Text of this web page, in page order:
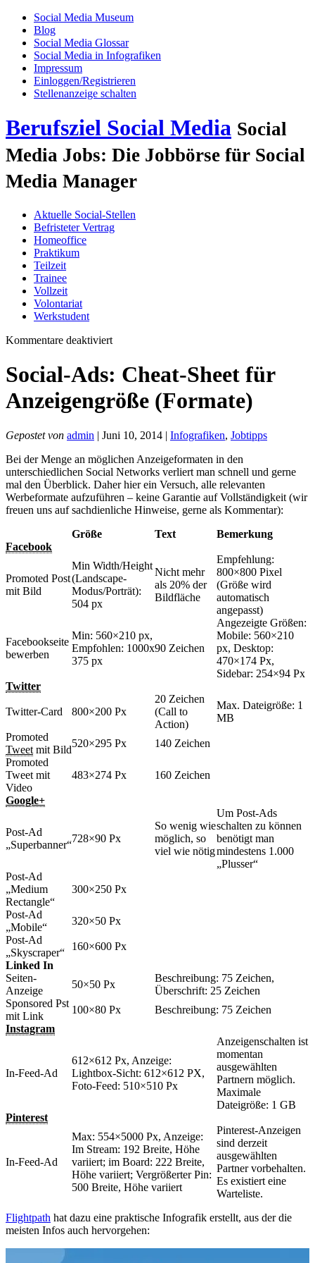
Social Media Museum
Blog
Social Media Glossar
Social Media in Infografiken
Impressum
Einloggen/Registrieren
Stellenanzeige schalten
Berufsziel Social Media Social
Media Jobs: Die Jobbörse für Social
Media Manager
Aktuelle Social-Stellen
Befristeter Vertrag
Homeoffice
Praktikum
Teilzeit
Trainee
Vollzeit
Volontariat
Werkstudent
Kommentare deaktiviertfür
Ads:
Cheat-
Sheet
für
Anzeigengröße
Social-Ads: Cheat-Sheet für
Anzeigengröße (Formate)
Gepostet von admin | Juni 10, 2014 | Infografiken, Jobtipps
Bei der Menge an möglichen Anzeigeformaten in den
unterschiedlichen Social Networks verliert man schnell und gerne
mal den Überblick. Daher hier ein Versuch, alle relevanten
Werbeformate aufzuführen – keine Garantie auf Vollständigkeit (wir
freuen uns auf sachdienliche Hinweise, gerne als Kommentar):
Größe
Text
Bemerkung
Facebook
Promoted Post
mit Bild
Min Width/Height
(Landscape-
Modus/Porträt):
504 px
Nicht mehr
als 20% der
Bildfläche
Empfehlung:
800×800 Pixel
(Größe wird
automatisch
angepasst)
Facebookseite
bewerben
Min: 560×210 px,
Empfohlen: 1000x
375 px
90 Zeichen
Angezeigte Größen:
Mobile: 560×210
px, Desktop:
470×174 Px,
Sidebar: 254×94 Px
Twitter
Twitter-Card 800×200 Px
20 Zeichen
(Call to
Action)
Max. Dateigröße: 1
MB
Promoted
Tweet mit Bild
520×295 Px
140 Zeichen
Promoted
Tweet mit
Video
483×274 Px 160 Zeichen
Google+
Post-Ad
„Superbanner“
728×90 Px
So wenig wie
möglich, so
viel wie nötig
Um Post-Ads
schalten zu können
benötigt man
mindestens 1.000
„Plusser“
Post-Ad
„Medium
Rectangle“
300×250 Px
Post-Ad
„Mobile“
320×50 Px
Post-Ad
„Skyscraper“
160×600 Px
Linked In
Seiten-
Anzeige
50×50 Px
Beschreibung: 75 Zeichen,
Überschrift: 25 Zeichen
Sponsored Pst
mit Link
100×80 Px
Beschreibung: 75 Zeichen
Instagram
In-Feed-Ad
612×612 Px, Anzeige:
Lightbox-Sicht: 612×612 PX,
Foto-Feed: 510×510 Px
Anzeigenschalten ist
momentan
ausgewählten
Partnern möglich.
Maximale
Dateigröße: 1 GB
Pinterest
In-Feed-Ad
Max: 554×5000 Px, Anzeige:
Im Stream: 192 Breite, Höhe
variiert; im Board: 222 Breite,
Höhe variiert; Vergrößerter Pin:
500 Breite, Höhe variiert
Pinterest-Anzeigen
sind derzeit
ausgewählten
Partner vorbehalten.
Es existiert eine
Warteliste.
Flightpath hat dazu eine praktische Infografik erstellt, aus der die
meisten Infos auch hervorgehen: